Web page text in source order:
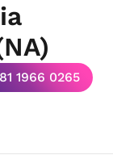
1966 0265